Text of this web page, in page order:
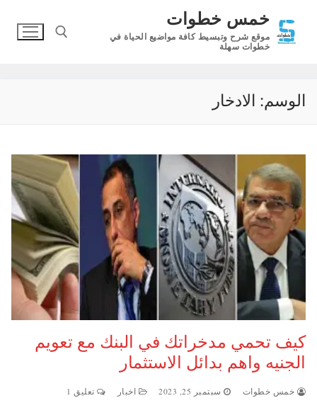
المحتوى
خمس خطوات
موقع شرح وتبسيط كافة مواضيع الحياة في
خطوات سهلة
الوسم: الادخار
كيف تحمي مدخراتك في البنك مع تعويم
الجنيه واهم بدائل الاستثمار
خمس خطوات سبتمبر 25, 2023 اخبار تعليق 1